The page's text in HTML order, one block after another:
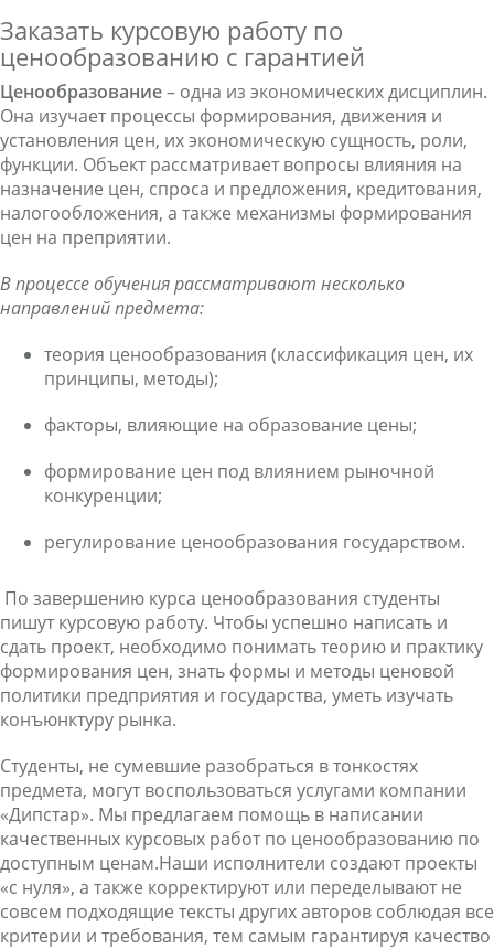
Заказать курсовую работу по
ценообразованию с гарантией
Ценообразование– одна из экономических дисциплин.
Она изучает процессы формирования, движения и
установления цен, их экономическую сущность, роли,
функции. Объект рассматривает вопросы влияния на
назначение цен, спроса и предложения, кредитования,
налогообложения, а также механизмы формирования
цен на преприятии.
В процессе обучения рассматривают несколько
направлений предмета:
теория ценообразования (классификация цен, их
принципы, методы);
факторы, влияющие на образование цены;
формирование цен под влиянием рыночной
конкуренции;
регулирование ценообразования государством.
По завершению курса ценообразования студенты
пишут курсовую работу. Чтобы успешно написать и
сдать проект, необходимо понимать теорию и практику
формирования цен, знать формы и методы ценовой
политики предприятия и государства, уметь изучать
конъюнктуру рынка.
Студенты, не сумевшие разобраться в тонкостях
предмета, могут воспользоваться услугами компании
«Дипстар». Мы предлагаем помощь в написании
качественных курсовых работ по ценообразованию по
доступным ценам.Наши исполнители создают проекты
«с нуля», а также корректируют или переделывают не
совсем подходящие тексты других авторов соблюдая все
критерии и требования, тем самым гарантируя качество